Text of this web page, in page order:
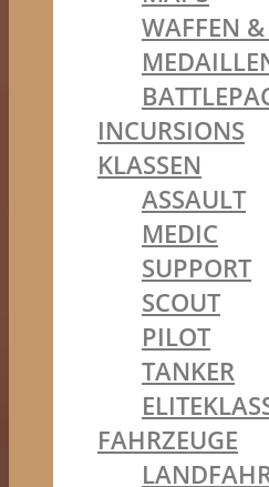
WAFFEN
INCURSIONS
KLASSEN
ASSAULT
MEDIC
SUPPORT
SCOUT
PILOT
TANKER
FAHRZEUGE